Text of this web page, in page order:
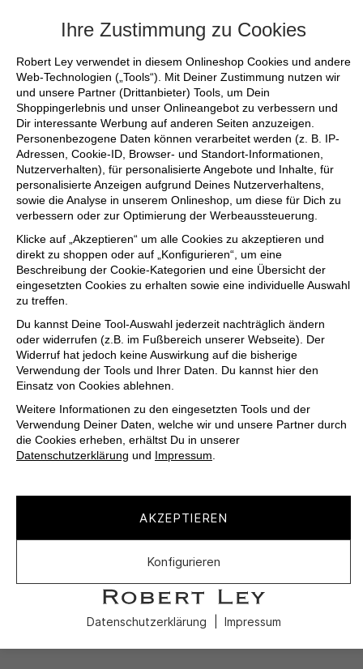
Ihre Zustimmung zu Cookies
Robert Ley verwendet in diesem Onlineshop Cookies und andere
Web-Technologien („Tools“). Mit Deiner Zustimmung nutzen wir
und unsere Partner (Drittanbieter) Tools, um Dein
Shoppingerlebnis und unser Onlineangebot zu verbessern und
Dir interessante Werbung auf anderen Seiten anzuzeigen.
Personenbezogene Daten können verarbeitet werden (z. B. IP-
Adressen, Cookie-ID, Browser- und Standort-Informationen,
Nutzerverhalten), für personalisierte Angebote und Inhalte, für
personalisierte Anzeigen aufgrund Deines Nutzerverhaltens,
sowie die Analyse in unserem Onlineshop, um diese für Dich zu
verbessern oder zur Optimierung der Werbeaussteuerung.
Klicke auf „Akzeptieren“ um alle Cookies zu akzeptieren und
direkt zu shoppen oder auf „Konfigurieren“, um eine
Beschreibung der Cookie-Kategorien und eine Übersicht der
eingesetzten Cookies zu erhalten sowie eine individuelle Auswahl
zu treffen.
Du kannst Deine Tool-Auswahl jederzeit nachträglich ändern
oder widerrufen (z.B. im Fußbereich unserer Webseite). Der
Widerruf hat jedoch keine Auswirkung auf die bisherige
Verwendung der Tools und Ihrer Daten. Du kannst hier den
Einsatz von Cookies ablehnen.
Weitere Informationen zu den eingesetzten Tools und der
Verwendung Deiner Daten, welche wir und unsere Partner durch
die Cookies erheben, erhältst Du in unserer
Datenschutzerklärung und Impressum.
AKZEPTIEREN
Konfigurieren
Datenschutzerklärung Impressum